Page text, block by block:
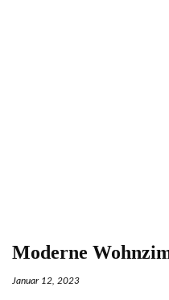
Moderne
Januar 12, 2023